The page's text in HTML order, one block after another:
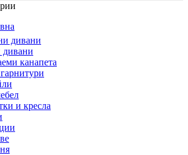
дивани
дивани
канапета
и кресла